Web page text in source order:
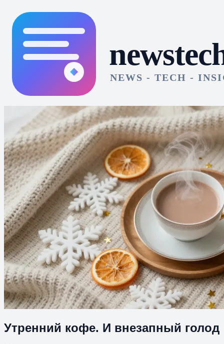
Утренний кофе. И внезапный голод